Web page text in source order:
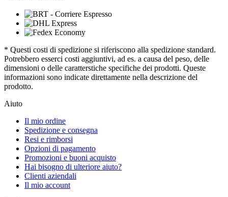
* Questi costi di spedizione si riferiscono alla spedizione standard.
Potrebbero esserci costi aggiuntivi, ad es. a causa del peso, delle
dimensioni o delle caratterstiche specifiche dei prodotti. Queste
informazioni sono indicate direttamente nella descrizione del
prodotto.
Aiuto
Il mio ordine
Spedizione e consegna
Resi e rimborsi
Opzioni di pagamento
Promozioni e buoni acquisto
Hai bisogno di ulteriore aiuto?
Clienti aziendali
Il mio account